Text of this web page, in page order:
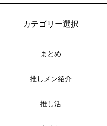
カテゴリー選択
まとめ
推しメン紹介
推し活